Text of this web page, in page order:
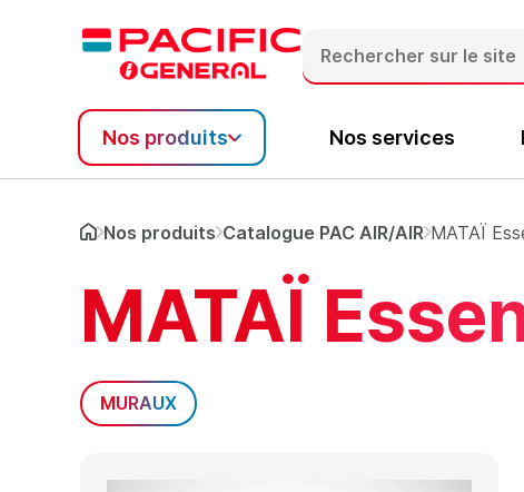
Contenu
Pied de page
Nos produits Nos services
Accueil
Nos produits Catalogue PAC AIR/AIR MATAÏ
MATAÏ
MURAUX